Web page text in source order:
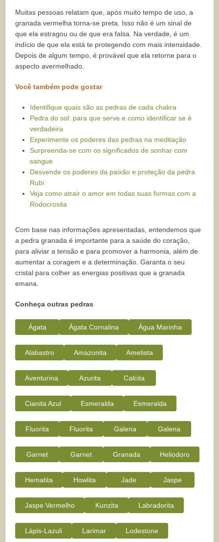
Muitas pessoas relatam que, após muito tempo de uso, a
granada vermelha torna-se preta. Isso não é um sinal de
que ela estragou ou de que era falsa. Na verdade, é um
indício de que ela está te protegendo com mais intensidade.
Depois de algum tempo, é provável que ela retorne para o
aspecto avermelhado.
Você também pode gostar
Identifique quais são as pedras de cada chakra
Pedra do sol: para que serve e como identificar se é
verdadeira
Experimente os poderes das pedras na meditação
Surpreenda-se com os significados de sonhar com
sangue
Desvende os poderes da paixão e proteção da pedra
Rubi
Veja como atrair o amor em todas suas formas com a
Rodocrosita
Com base nas informações apresentadas, entendemos que
a pedra granada é importante para a saúde do coração,
para aliviar a tensão e para promover a harmonia, além de
aumentar a coragem e a determinação. Garanta o seu
cristal para colher as energias positivas que a granada
emana.
Conheça outras pedras
Ágata Ágata Cornalina Água Marinha
Alabastro Amazonita Ametista
Aventurina Azurita Calcita
Cianita Azul Esmeralda Esmeralda
Fluorita Fluorita Galena Galena
Garnet Garnet Granada Heliodoro
Hematita Howlita Jade Jaspe
Jaspe Vermelho Kunzita Labradorita
Lápis-Lazuli Larimar Lodestone